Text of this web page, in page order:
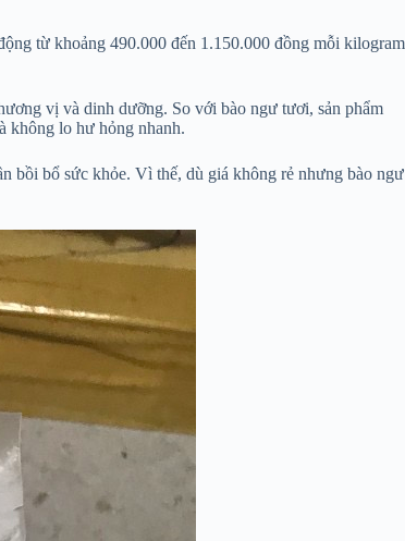
từ khoảng 490.000 đến 1.150.000 đồng mỗi kilogram
vị và dinh dưỡng. So với bào ngư tươi, sản phẩm
không lo hư hỏng nhanh.
bồi bổ sức khỏe. Vì thế, dù giá không rẻ nhưng bào ngư